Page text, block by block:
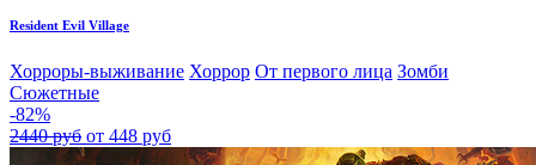
Resident Evil Village
Хорроры-выживание Хоррор От первого лица Зомби
Сюжетные
-82%
2440 руб от 448 руб